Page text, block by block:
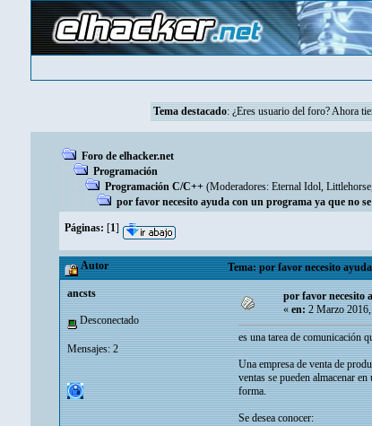
Tema destacado: ¿Eres usuario del foro? Ahora
Foro de elhacker.net
Programación
Programación C/C++ (Moderadores: Eternal Idol, Littlehorse
por favor necesito ayuda con un programa ya que no
Páginas: [1]
Autor Tema: por favor necesito
ancsts
Desconectado
Mensajes: 2
por favor necesito
«en:2 Marzo
es una tarea de comunicación
Una empresa de venta de
ventas se pueden almacenar
forma.
Se desea conocer: